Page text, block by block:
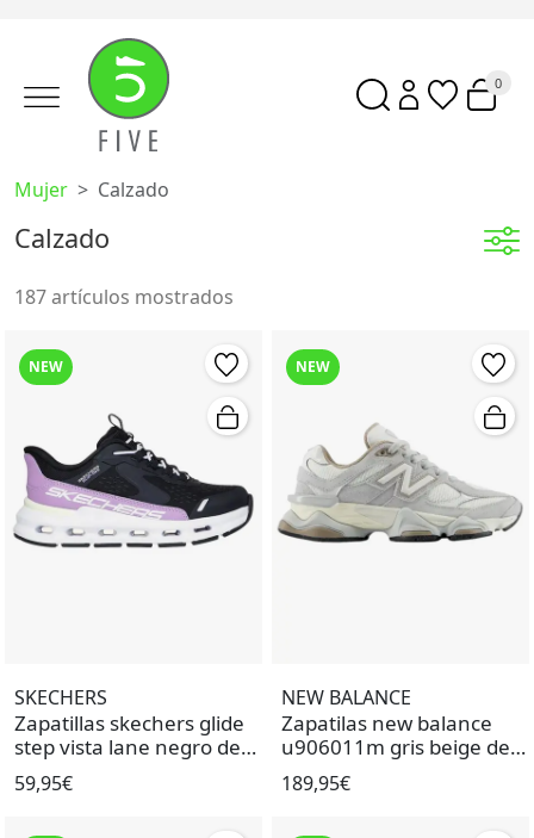
0
Mujer Calzado
Calzado
187 artículos mostrados
NEW
SKECHERS
Zapatillas skechers glide
step vista lane negro de
niña.
59,95€
NEW
NEW BALANCE
Zapatilas new balance
u906011m gris beige de
mujer.
189,95€